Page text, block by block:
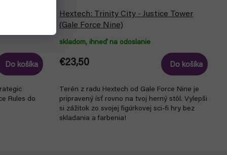
Do košíka
Rules do
Hextech: Trinity City - Justice Tower
(Gale Force Nine)
skladom, ihneď na odoslanie
€23,50 Do košíka
Terén z radu Hextech od Gale Force Nine je
pripravený ísť rovno na tvoj herný stôl. Vylepši
si zážitok zo svojej figúrkovej sci-fi hry bez
skladania a farbenia!